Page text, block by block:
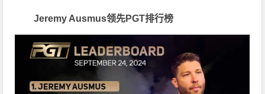
Jeremy Ausmus领先PGT排行榜